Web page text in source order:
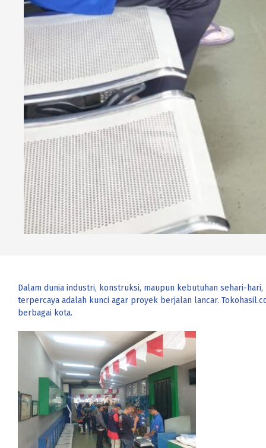
Dalam dunia industri, konstruksi, maupun kebutuhan sehari-hari,
terpercaya adalah kunci agar proyek berjalan lancar.
berbagai kota.